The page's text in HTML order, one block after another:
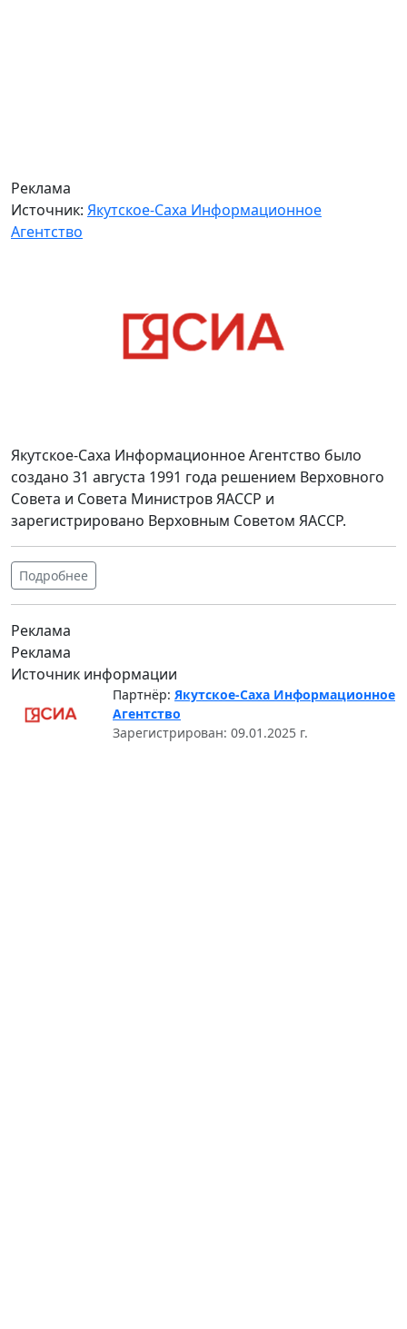
Реклама
Источник: Якутское-Саха Информационное
Агентство
Якутское-Саха Информационное Агентство было
создано 31 августа 1991 года решением Верховного
Совета и Совета Министров ЯАССР и
зарегистрировано Верховным Советом ЯАССР.
Подробнее
Реклама
Реклама
Источник информации
Партнёр: Якутское-Саха Информационное
Агентство
Зарегистрирован: 09.01.2025 г.